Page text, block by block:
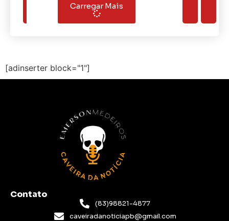
Carregar Mais
[adinserter block="1"]
Contato
(83)98821-4877
caveiradanoticiapb@gmail.com